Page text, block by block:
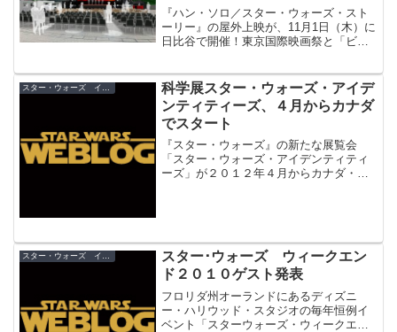
『ハン・ソロ／スター・ウォーズ・スト
ーリー』の屋外上映が、11月1日（木）に
日比谷で開催！東京国際映画祭と「ビデ
科学展スター・ウォーズ・アイデ
ンティティーズ、４月からカナダ
でスタート
『スター・ウォーズ』の新たな展覧会
「スター・ウォーズ・アイデンティティ
ーズ」が２０１２年４月からカナダ・モ
スター・ウォーズ イベント
スター･ウォーズ ウィークエン
ド２０１０ゲスト発表
フロリダ州オーランドにあるディズニ
ー・ハリウッド・スタジオの毎年恒例イ
ベント「スターウォーズ・ウィークエン